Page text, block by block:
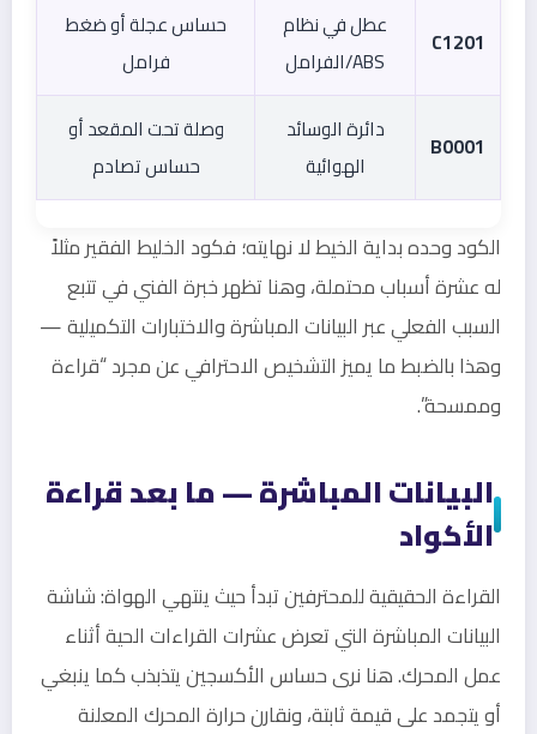
C1201
عطل في نظام
ABS/الفرامل
حساس عجلة أو ضغط
فرامل
B0001
دائرة الوسائد
الهوائية
وصلة تحت المقعد أو
حساس تصادم
الكود وحده بداية الخيط لا نهايته؛ فكود الخليط الفقير مثلاً
له عشرة أسباب محتملة، وهنا تظهر خبرة الفني في تتبع
السبب الفعلي عبر البيانات المباشرة والاختبارات التكميلية —
وهذا بالضبط ما يميز التشخيص الاحترافي عن مجرد “قراءة
وممسحة”.
البيانات المباشرة — ما بعد قراءة
الأكواد
القراءة الحقيقية للمحترفين تبدأ حيث ينتهي الهواة: شاشة
البيانات المباشرة التي تعرض عشرات القراءات الحية أثناء
عمل المحرك. هنا نرى حساس الأكسجين يتذبذب كما ينبغي
أو يتجمد على قيمة ثابتة، ونقارن حرارة المحرك المعلنة